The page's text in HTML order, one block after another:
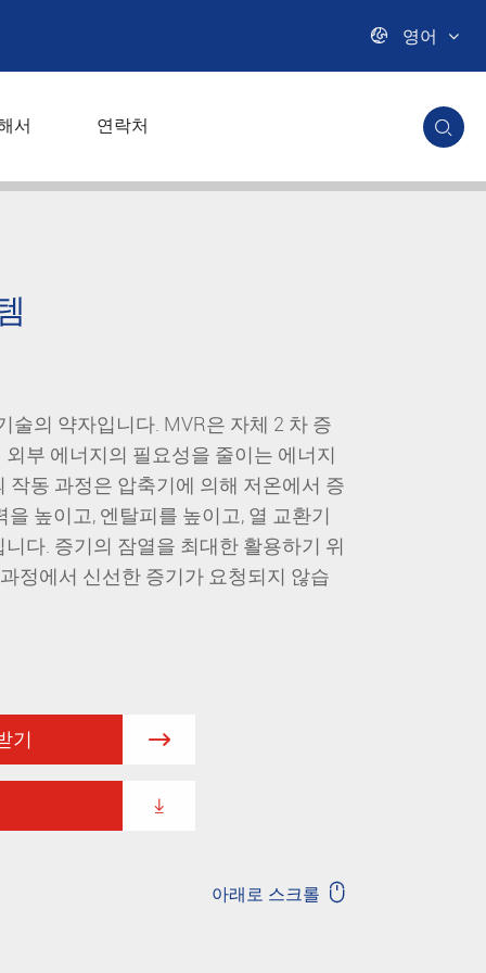
 영어
서 연락처 
술의 약자입니다. MVR은 자체 2 차 증
부 에너지의 필요성을 줄이는 에너지
작동 과정은 압축기에 의해 저온에서 증
높이고, 엔탈피를 높이고, 열 교환기
다. 증기의 잠열을 최대한 활용하기 위
정에서 신선한 증기가 요청되지 않습
기 

아래로 스크롤 